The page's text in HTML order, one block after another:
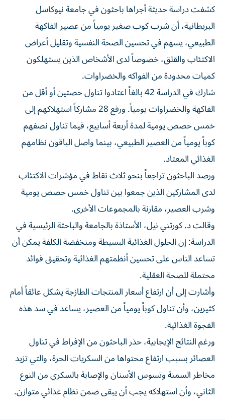
كشفت دراسة حديثة أجراها باحثون في جامعة نيوكاسل
البريطانية، أن شرب كوب صغير يومياً من عصير الفاكهة
الطبيعي، يسهم في تحسين الصحة النفسية وتقليل أعراض
الاكتئاب والقلق، خصوصاً لدى الأشخاص الذين يستهلكون
كميات محدودة من الفواكه والخضراوات.
شارك في الدراسة 42 بالغاً اعتادوا تناول حصتين أو أقل من
الفاكهة والخضراوات يومياً. ورفع 28 مشاركاً استهلاكهم إلى
خمس حصص يومية لمدة أربعة أسابيع، فيما تناول نصفهم
كوباً يومياً من العصير الطبيعي، بينما واصل الباقون نظامهم
الغذائي المعتاد.
ورصد الباحثون تراجعاً بنحو ثلاث نقاط في مؤشرات الاكتئاب
لدى المشاركين الذين جمعوا بين تناول خمس حصص يومية
وشرب العصير، مقارنة بالمجموعات الأخرى.
وقالت د. كورتني نيل، الأستاذة بالجامعة والباحثة الرئيسية في
الدراسة: إن الحلول الغذائية البسيطة ومنخفضة الكلفة يمكن أن
تساعد الناس على تحسين أنظمتهم الغذائية وتحقيق فوائد
محتملة للصحة العقلية.
وأشارت إلى أن ارتفاع أسعار المنتجات الطازجة يشكل عائقاً أمام
كثيرين، وأن تناول كوباً يومياً من العصير، يساعد في سد هذه
الفجوة الغذائية.
ورغم النتائج الإيجابية، حذر الباحثون من الإفراط في تناول
العصائر بسبب ارتفاع محتواها من السكريات الحرة، والتي تزيد
مخاطر السمنة وتسوس الأسنان والإصابة بالسكري من النوع
الثاني، وأن استهلاكه يجب أن يبقى ضمن نظام غذائي متوازن.